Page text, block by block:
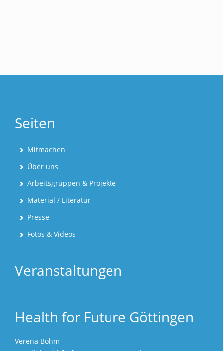
Seiten
Mitmachen
Über uns
Arbeitsgruppen & Projekte
Material / Literatur
Presse
Fotos & Videos
Veranstaltungen
Health for Future Göttingen
Verena Böhm